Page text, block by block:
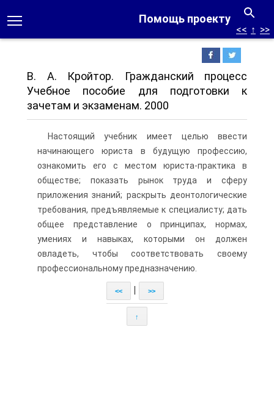
Помощь проекту
<< ↑ >>
В. А. Кройтор. Гражданский процесс
Учебное пособие для подготовки к
зачетам и экзаменам. 2000
Настоящий учебник имеет целью ввести
начинающего юриста в будущую профессию,
ознакомить его с местом юриста-практика в
обществе; показать рынок труда и сферу
приложения знаний; раскрыть деонтологические
требования, предъявляемые к специалисту; дать
общее представление о принципах, нормах,
умениях и навыках, которыми он должен
овладеть, чтобы соответствовать своему
профессиональному предназначению.
<< >>
↑